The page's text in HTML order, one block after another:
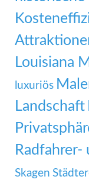
Louisiana
luxuriös
Landschaft
Radfahrer-
Skagen